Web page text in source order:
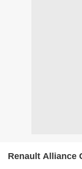
Renault Alliance